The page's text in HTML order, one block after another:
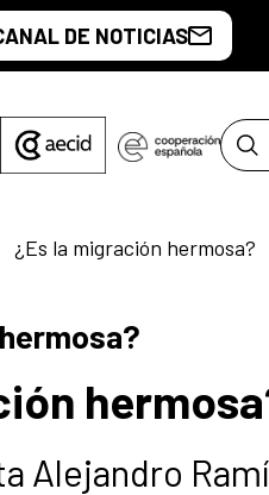
DE NOTICIAS
¿Es la migración hermosa?
Alejandro